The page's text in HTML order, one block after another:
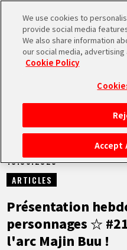
ACCUEIL
NEWS
À NE PAS
VIDÉOS
NEWS
10.06.2025
ARTICLES
Présentation
personnages ☆
l'arc Majin Buu !
We use cookies to
provide social media
We also share information
our social media,
Cookie Policy
Accept